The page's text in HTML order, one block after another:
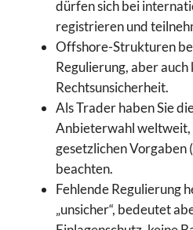
dürfen sich bei
registrieren und
Offshore-Strukturen
Regulierung, aber
Rechtsunsicherheit.
Als Trader haben Sie
Anbieterwahl weltweit,
gesetzlichen Vorgaben
beachten.
Fehlende Regulierung
„unsicher“, bedeutet